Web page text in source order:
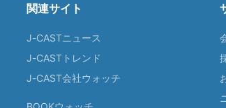
関連サイト
J-CASTニュース
J-CASTトレンド
J-CAST会社ウォッチ